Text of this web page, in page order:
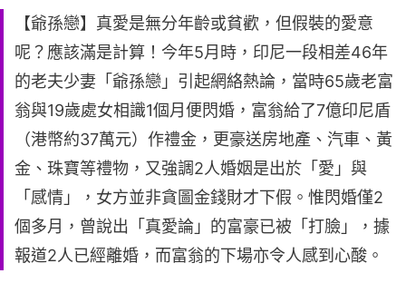
【爺孫戀】真愛是無分年齡或貧歡，但假裝的愛意
呢？應該滿是計算！今年5月時，印尼一段相差46年
的老夫少妻「爺孫戀」引起網絡熱論，當時65歲老富
翁與19歲處女相識1個月便閃婚，富翁給了7億印尼盾
（港幣約37萬元）作禮金，更豪送房地產、汽車、黃
金、珠寶等禮物，又強調2人婚姻是出於「愛」與
「感情」，女方並非貪圖金錢財才下假。惟閃婚僅2
個多月，曾說出「真愛論」的富豪已被「打臉」，據
報道2人已經離婚，而富翁的下場亦令人感到心酸。